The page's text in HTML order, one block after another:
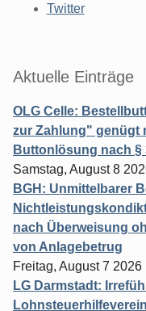
Twitter
Aktuelle Einträge
OLG Celle:
zur Zahlung" genügt
Buttonlösung nach §
Samstag, August 8
BGH: Unmittelbarer
nach Überweisung
von Anlagebetrug
Freitag, August 7 2026
LG Darmstadt: